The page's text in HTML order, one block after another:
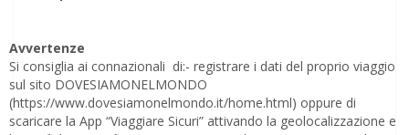
Avvertenze
Si consiglia ai connazionali di:- registrare i dati del proprio viaggio
sul sito DOVESIAMONELMONDO
(https://www.dovesiamonelmondo.it/home.html) oppure di
scaricare la App “Viaggiare Sicuri” attivando la geolocalizzazione e